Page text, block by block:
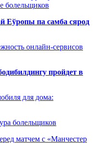
болельщиков
Еўропы па самба сярод
онлайн-сервисов
пройдет в
для дома:
болельщиков
матчем с «Манчестер